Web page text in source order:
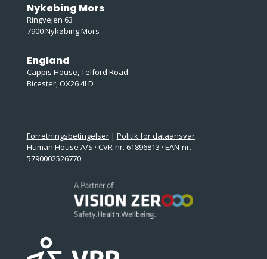
Nykøbing Mors
Ringvejen 63
7900 Nykøbing Mors
England
Cappis House, Telford Road
Bicester, OX26 4LD
Forretningsbetingelser| Politik for dataansvar
Human House A/S · CVR-nr. 61896813 · EAN-nr.
5790002526770